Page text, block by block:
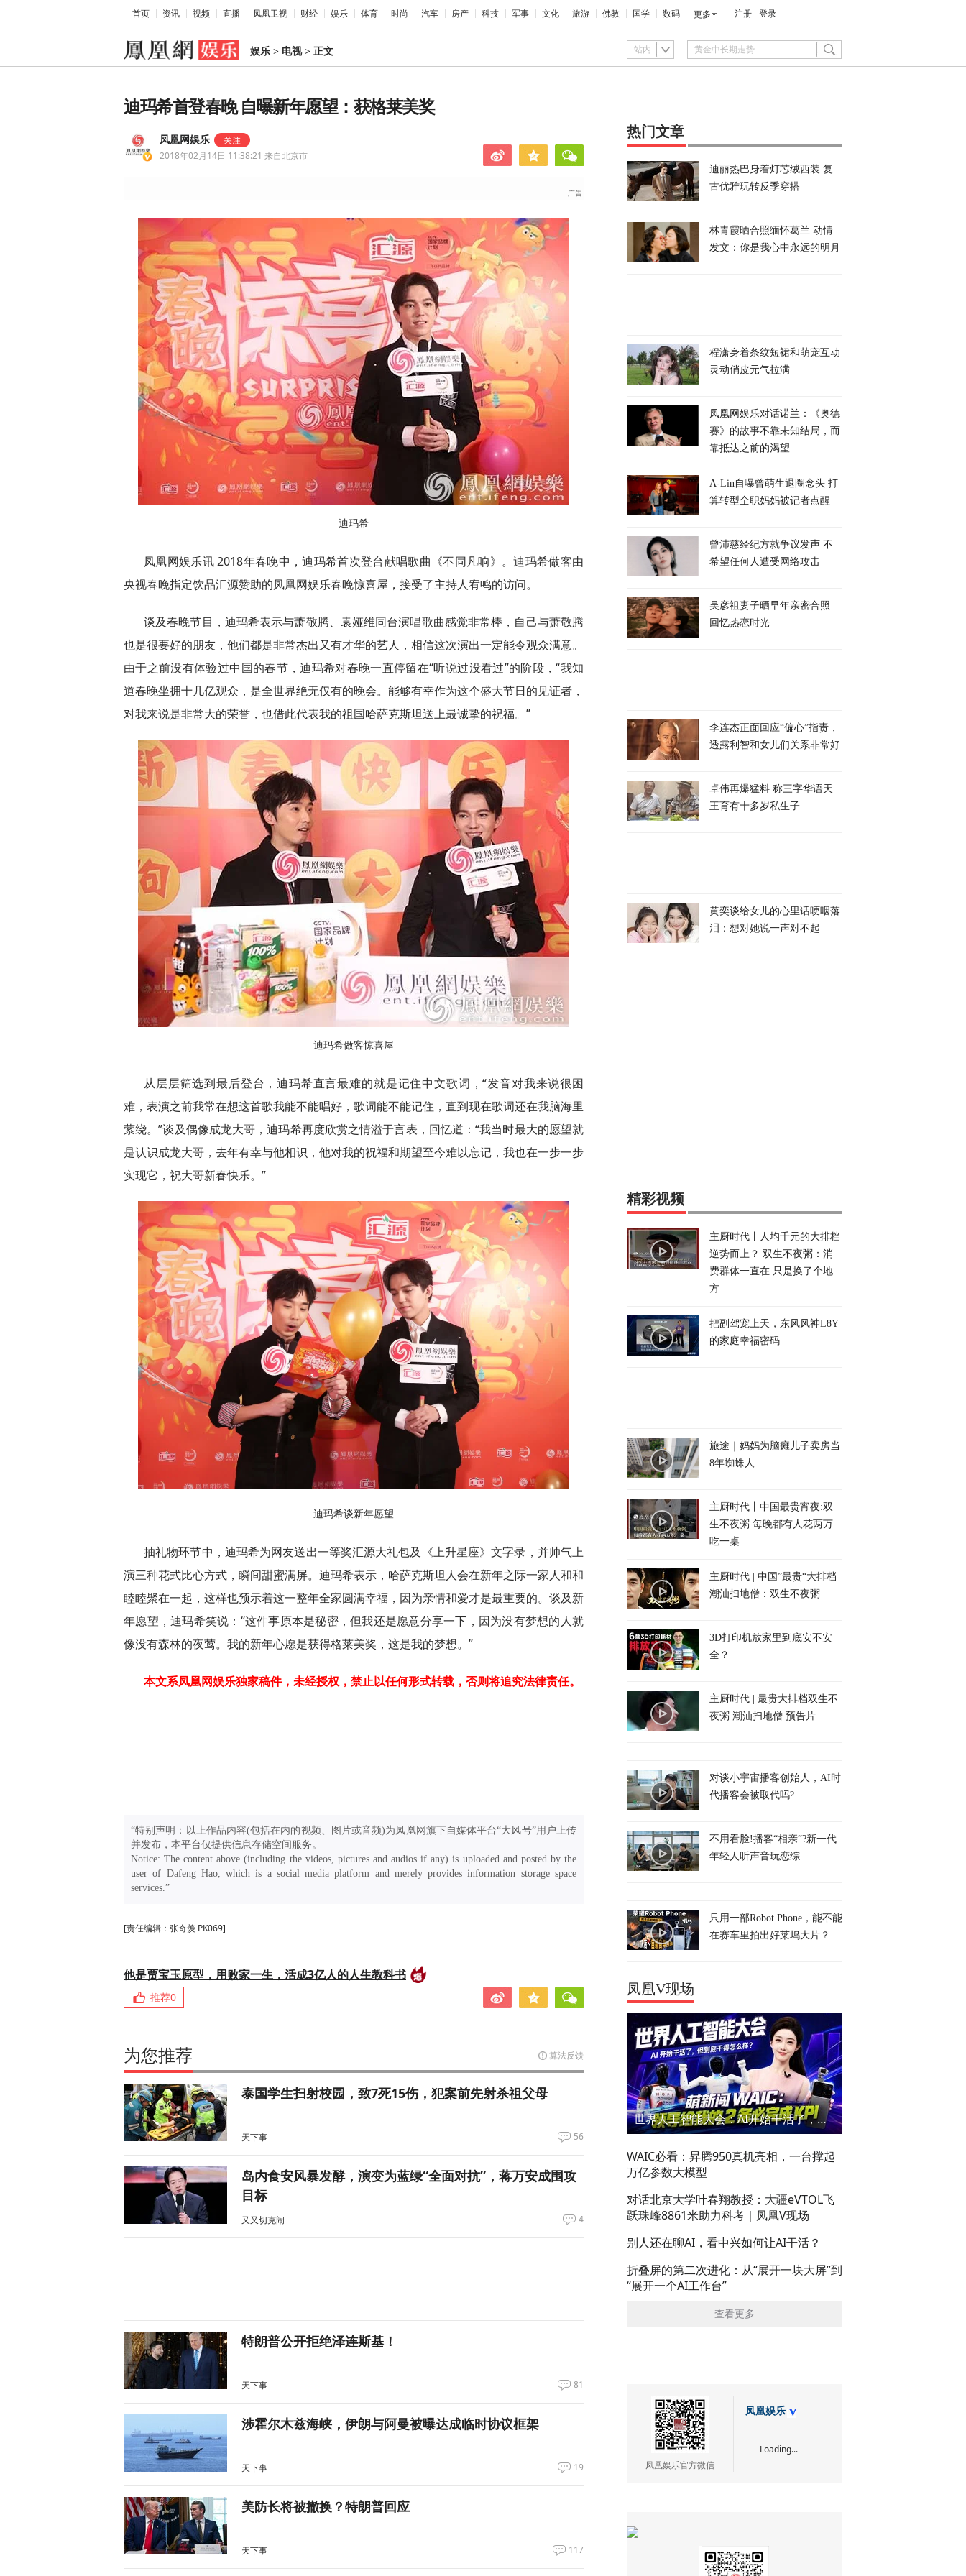
首页 资讯 视频 直播 凤凰卫视 财经 娱乐 体育 时尚 汽车 房产 科技 军事 文化 旅游 佛教 国学 数码 更多 注册 登录
娱乐 > 电视> 正文 站内
迪玛希首登春晚 自曝新年愿望：获格莱美奖
凤凰网娱乐
2018年02月14日 11:38:21 来自北京市
迪玛希
凤凰网娱乐讯 2018年春晚中，迪玛希首次登台献唱歌曲《不同凡响》。迪玛希做客由
央视春晚指定饮品汇源赞助的凤凰网娱乐春晚惊喜屋，接受了主持人宥鸣的访问。
谈及春晚节目，迪玛希表示与萧敬腾、袁娅维同台演唱歌曲感觉非常棒，自己与萧敬腾
也是很要好的朋友，他们都是非常杰出又有才华的艺人，相信这次演出一定能令观众满意。
由于之前没有体验过中国的春节，迪玛希对春晚一直停留在“听说过没看过”的阶段，“我知
道春晚坐拥十几亿观众，是全世界绝无仅有的晚会。能够有幸作为这个盛大节日的见证者，
对我来说是非常大的荣誉，也借此代表我的祖国哈萨克斯坦送上最诚挚的祝福。”
迪玛希做客惊喜屋
从层层筛选到最后登台，迪玛希直言最难的就是记住中文歌词，“发音对我来说很困
难，表演之前我常在想这首歌我能不能唱好，歌词能不能记住，直到现在歌词还在我脑海里
萦绕。”谈及偶像成龙大哥，迪玛希再度欣赏之情溢于言表，回忆道：“我当时最大的愿望就
是认识成龙大哥，去年有幸与他相识，他对我的祝福和期望至今难以忘记，我也在一步一步
实现它，祝大哥新春快乐。”
迪玛希谈新年愿望
抽礼物环节中，迪玛希为网友送出一等奖汇源大礼包及《上升星座》文字录，并帅气上
演三种花式比心方式，瞬间甜蜜满屏。迪玛希表示，哈萨克斯坦人会在新年之际一家人和和
睦睦聚在一起，这样也预示着这一整年全家圆满幸福，因为亲情和爱才是最重要的。谈及新
年愿望，迪玛希笑说：“这件事原本是秘密，但我还是愿意分享一下，因为没有梦想的人就
像没有森林的夜莺。我的新年心愿是获得格莱美奖，这是我的梦想。”
本文系凤凰网娱乐独家稿件，未经授权，禁止以任何形式转载，否则将追究法律责任。
“特别声明：以上作品内容(包括在内的视频、图片或音频)为凤凰网旗下自媒体平台“大风号”用户上传
并发布，本平台仅提供信息存储空间服务。
Notice: The content above (including the videos, pictures and audios if any) is uploaded and posted by the
user of Dafeng Hao, which is a social media platform and merely provides information storage space
services.”
[责任编辑：张奇羡 PK069]
他是贾宝玉原型，用败家一生，活成3亿人的人生教科书
推荐0
为您推荐 算法反馈
泰国学生扫射校园，致7死15伤，犯案前先射杀祖父母
天下事 56
岛内食安风暴发酵，演变为蓝绿“全面对抗”，蒋万安成围攻
目标
又又切克闹 4
特朗普公开拒绝泽连斯基！
天下事 81
涉霍尔木兹海峡，伊朗与阿曼被曝达成临时协议框架
天下事 19
美防长将被撤换？特朗普回应
天下事 117
热门文章
迪丽热巴身着灯芯绒西装 复
古优雅玩转反季穿搭
林青霞晒合照缅怀葛兰 动情
发文：你是我心中永远的明月
程潇身着条纹短裙和萌宠互动
灵动俏皮元气拉满
凤凰网娱乐对话诺兰：《奥德
赛》的故事不靠未知结局，而
靠抵达之前的渴望
A-Lin自曝曾萌生退圈念头 打
算转型全职妈妈被记者点醒
曾沛慈经纪方就争议发声 不
希望任何人遭受网络攻击
吴彦祖妻子晒早年亲密合照
回忆热恋时光
李连杰正面回应“偏心”指责，
透露利智和女儿们关系非常好
卓伟再爆猛料 称三字华语天
王育有十多岁私生子
黄奕谈给女儿的心里话哽咽落
泪：想对她说一声对不起
精彩视频
主厨时代丨人均千元的大排档
逆势而上？ 双生不夜粥：消
费群体一直在 只是换了个地
方
把副驾宠上天，东风风神L8Y
的家庭幸福密码
旅途｜妈妈为脑瘫儿子卖房当
8年蜘蛛人
主厨时代丨中国最贵宵夜:双
生不夜粥 每晚都有人花两万
吃一桌
主厨时代 | 中国”最贵“大排档
潮汕扫地僧：双生不夜粥
3D打印机放家里到底安不安
全？
主厨时代 | 最贵大排档双生不
夜粥 潮汕扫地僧 预告片
对谈小宇宙播客创始人，AI时
代播客会被取代吗?
不用看脸!播客“相亲”?新一代
年轻人听声音玩恋综
只用一部Robot Phone，能不能
在赛车里拍出好莱坞大片？
凤凰V现场
世界人工智能大会：AI开始干活了，但到底干的怎么样？萌新闯WAIC
WAIC必看：昇腾950真机亮相，一台撑起
万亿参数大模型
对话北京大学叶春翔教授：大疆eVTOL飞
跃珠峰8861米助力科考｜凤凰V现场
别人还在聊AI，看中兴如何让AI干活？
折叠屏的第二次进化：从“展开一块大屏”到
“展开一个AI工作台”
查看更多
凤凰娱乐官方微信
凤凰娱乐
Loading...